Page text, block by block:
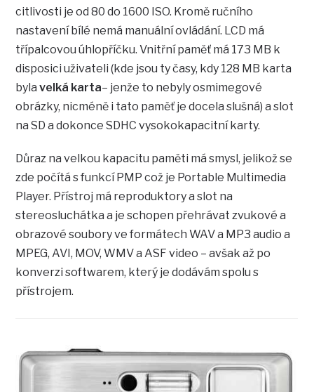
citlivosti je od 80 do 1600 ISO. Kromě ručního
nastavení bílé nemá manuální ovládání. LCD má
třípalcovou úhlopříčku. Vnitřní paměť má 173 MB k
disposici uživateli (kde jsou ty časy, kdy 128 MB karta
bylavelká karta– jenže to nebyly osmimegové
obrázky, nicméně i tato paměť je docela slušná) a slot
na SD a dokonce SDHC vysokokapacitní karty.
Důraz na velkou kapacitu paměti má smysl, jelikož se
zde počítá s funkcí PMP což je Portable Multimedia
Player. Přístroj má reproduktory a slot na
stereosluchátka a je schopen přehrávat zvukové a
obrazové soubory ve formátech WAV a MP3 audio a
MPEG, AVI, MOV, WMV a ASF video – avšak až po
konverzi softwarem, který je dodávám spolu s
přístrojem.